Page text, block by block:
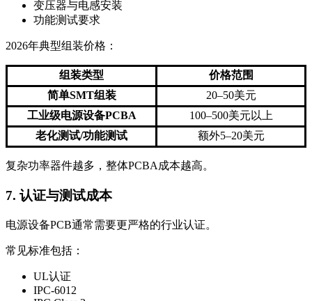
变压器与电感安装
功能测试要求
2026年典型组装价格：
组装类型
价格范围
简单SMT组装
20–50美元
工业级电源设备PCBA
100–500美元以上
老化测试/功能测试
额外5–20美元
复杂功率器件越多，整体PCBA成本越高。
7. 认证与测试成本
电源设备PCB通常需要更严格的行业认证。
常见标准包括：
UL认证
IPC-6012